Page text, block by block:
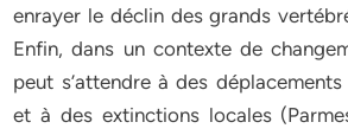
enrayer le déclin des grands
Enfin, dans un contexte de
peut s’attendre à des déplacements
et à des extinctions locales